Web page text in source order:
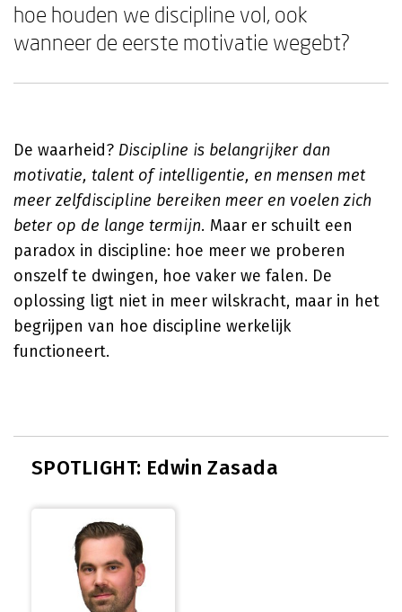
hoe houden we discipline vol, ook
wanneer de eerste motivatie wegebt?
De waarheid? Discipline is belangrijker dan
motivatie, talent of intelligentie, en mensen met
meer zelfdiscipline bereiken meer en voelen zich
beter op de lange termijn. Maar er schuilt een
paradox in discipline: hoe meer we proberen
onszelf te dwingen, hoe vaker we falen. De
oplossing ligt niet in meer wilskracht, maar in het
begrijpen van hoe discipline werkelijk
functioneert.
SPOTLIGHT: Edwin Zasada